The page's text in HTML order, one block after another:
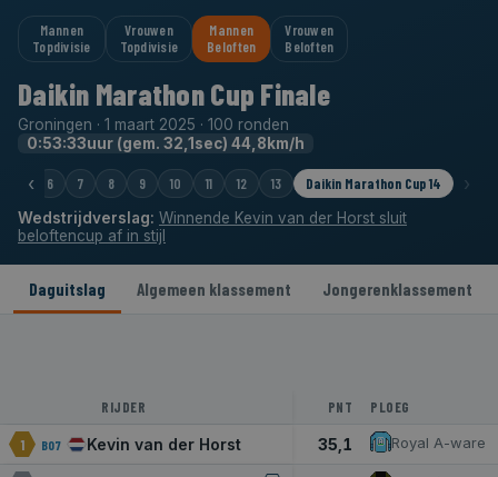
Mannen
Topdivisie
Vrouwen
Topdivisie
Mannen
Beloften
Vrouwen
Beloften
Daikin Marathon Cup Finale
Groningen · 1 maart 2025 · 100 ronden
0:53:33uur (gem. 32,1sec) 44,8km/h
‹ 6 7 8 9 10 11 12 13 Daikin Marathon Cup 14 ›
Wedstrijdverslag: Winnende Kevin van der Horst sluit
beloftencup af in stijl
Daguitslag Algemeen klassement Jongerenklassement
RIJDER PNT PLOEG
1 B07 Kevin van der Horst 35,1 Royal A-ware